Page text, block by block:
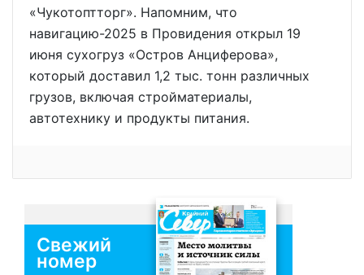
«Чукотоптторг». Напомним, что
навигацию-2025 в Провидения открыл 19
июня сухогруз «Остров Анциферова»,
который доставил 1,2 тыс. тонн различных
грузов, включая стройматериалы,
автотехнику и продукты питания.
Свежий
номер